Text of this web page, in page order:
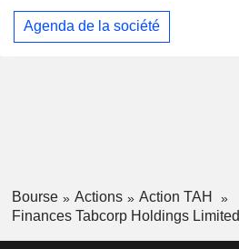
Agenda de la société
Bourse Actions
Action TAH
Finances Tabcorp Holdings Limited